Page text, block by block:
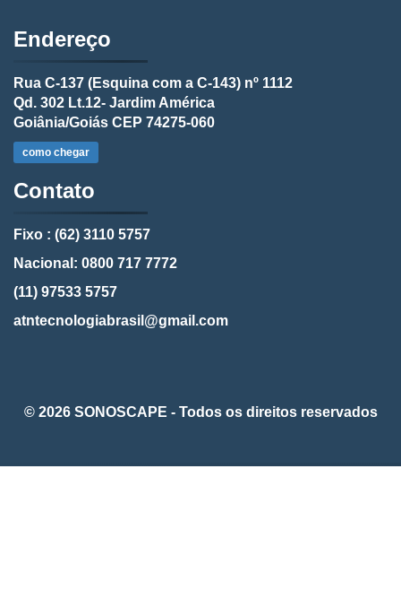
Endereço
Rua C-137 (Esquina com a C-143) nº 1112
Qd. 302 Lt.12- Jardim América
Goiânia/Goiás CEP 74275-060
como chegar
Contato
Fixo : (62) 3110 5757
Nacional: 0800 717 7772
(11) 97533 5757
atntecnologiabrasil@gmail.com
© 2026 SONOSCAPE - Todos os direitos reservados